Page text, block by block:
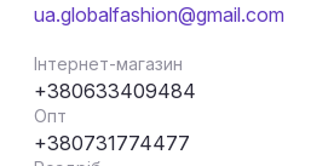
ua.globalfashion@gmail.com
Інтернет-магазин
+380633409484
Опт
+380731774477